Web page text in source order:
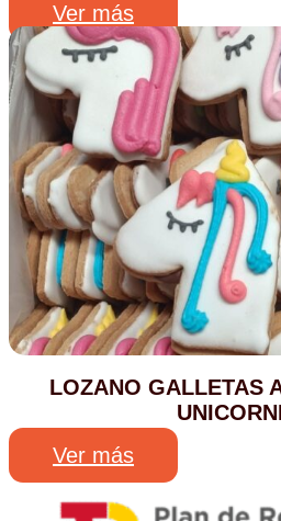
Ver más
LOZANO GALLETAS
Ver más